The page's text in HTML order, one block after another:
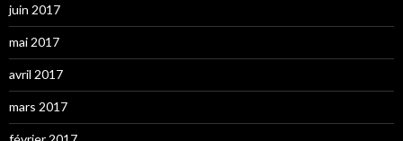
juin 2017
mai 2017
avril 2017
mars 2017